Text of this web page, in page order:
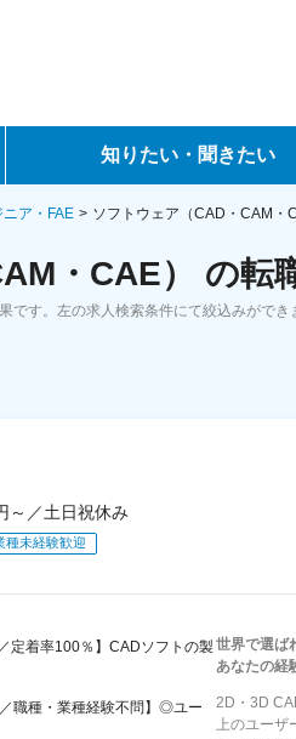
知りたい・聞きたい
転職ノウハウ
データで見る転職
ア・FAE ソフトウェア（CAD・CAM・
・CAE） の転
す。左の求人検索条件にて絞込みができ
～／土日祝休み
種未経験歓迎
定着率100％】CADソフトの製
職種・業種経験不問】◎ユー
世界で選ば
あなたの経
2D・3D
上のユー